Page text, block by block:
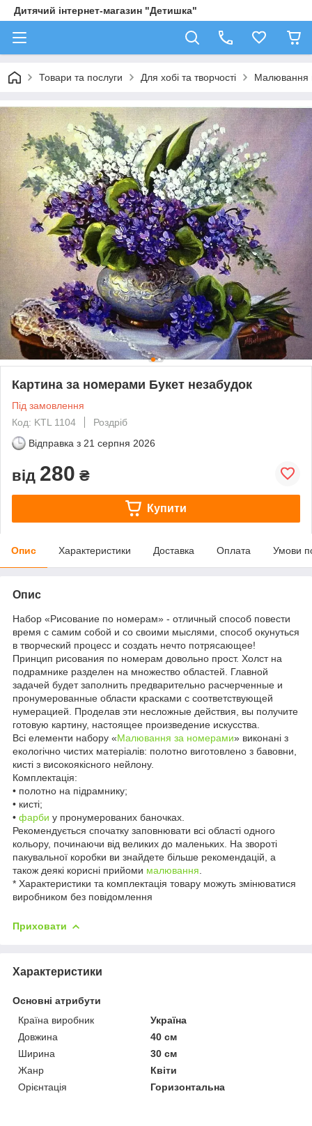
Дитячий інтернет-магазин "Детишка"
Товари та послуги Для хобі та творчості Малювання
Картина за номерами Букет незабудок
Під замовлення
Код: KTL 1104
Роздріб
Відправка з 21 серпня 2026
від 280 ₴
Купити
Опис Характеристики Доставка Оплата Умови
Опис
Набор «Рисование по номерам» - отличный способ повести
время с самим собой и со своими мыслями, способ окунуться
в творческий процесс и создать нечто потрясающее!
Принцип рисования по номерам довольно прост. Холст на
подрамнике разделен на множество областей. Главной
задачей будет заполнить предварительно расчерченные и
пронумерованные области красками с соответствующей
нумерацией. Проделав эти несложные действия, вы получите
готовую картину, настоящее произведение искусства.
Всі елементи набору «Малювання за номерами» виконані з
екологічно чистих матеріалів: полотно виготовлено з бавовни,
кисті з високоякісного нейлону.
Комплектація:
• полотно на підрамнику;
• кисті;
• фарби у пронумерованих баночках.
Рекомендується спочатку заповнювати всі області одного
кольору, починаючи від великих до маленьких. На звороті
пакувальної коробки ви знайдете більше рекомендацій, а
також деякі корисні прийоми малювання
* Характеристики та комплектація товару можуть змінюватися
виробником без повідомлення
Приховати
Характеристики
Основні атрибути
Країна виробник
Україна
Довжина
40 см
Ширина
30 см
Жанр
Квіти
Орієнтація
Горизонтальна